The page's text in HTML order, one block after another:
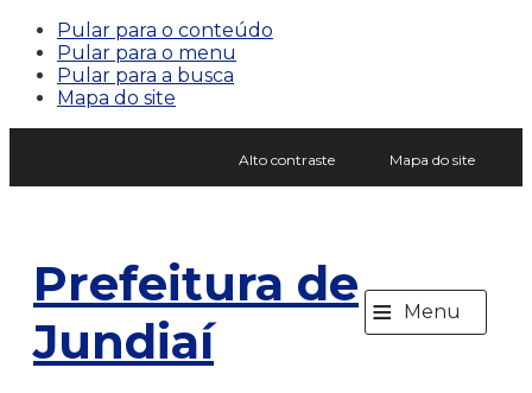
Pular para o conteúdo
Pular para o menu
Pular para a busca
Mapa do site
Alto contraste Mapa do site
Prefeitura de
Jundiaí
≡ Menu